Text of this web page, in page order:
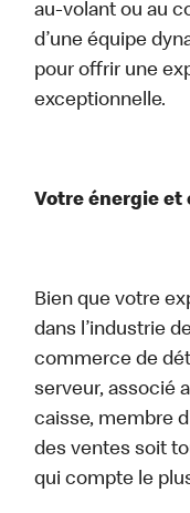
au-volant ou au
d’une équipe
pour offrir une
exceptionnelle.
Votre énergie et
Bien que votre
dans l’industrie
commerce de
serveur, associé
caisse, membre
des ventes soit
qui compte le